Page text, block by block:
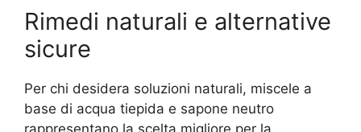
Rimedi naturali e alternative
sicure
Per chi desidera soluzioni naturali, miscele a
base di acqua tiepida e sapone neutro
rappresentano la scelta migliore per la